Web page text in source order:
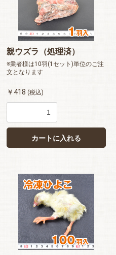
親ウズラ（処理済）
※業者様は10羽(1セット)単位のご注
文となります
￥418 (税込)
カートに入れる